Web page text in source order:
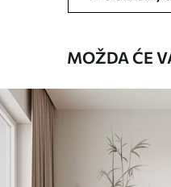
vodom.
Način primjene
Dostupni materijali
MOŽDA ĆE